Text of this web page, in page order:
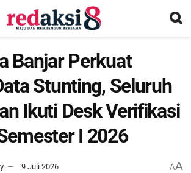
Banjar Perkuat
Stunting, Seluruh
Ikuti Desk Verifikasi
I 2026
9 Juli 2026 AA